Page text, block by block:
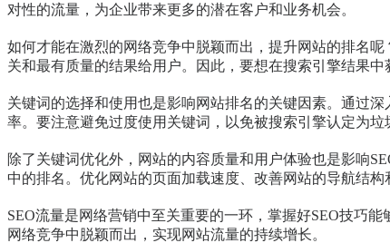
对性的流量，为企业带来更多的潜在客户和业务机会。
如何才能在激烈的网络竞争中脱颖而出，提升网站的排名
关和最有质量的结果给用户。因此，要想在搜索引擎结果
关键词的选择和使用也是影响网站排名的关键因素。通过
率。要注意避免过度使用关键词，以免被搜索引擎认定为垃
除了关键词优化外，网站的内容质量和用户体验也是影响
中的排名。优化网站的页面加载速度、改善网站的导航结
SEO流量是网络营销中至关重要的一环，掌握好SEO技巧
网络竞争中脱颖而出，实现网站流量的持续增长。